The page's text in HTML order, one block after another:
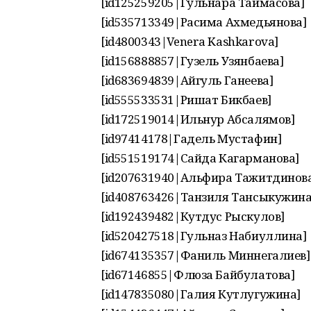
[id535713349|Расима Ахмедьянова]
[id4800343|Venera Kashkarova]
[id156888857|Гузель Узянбаева]
[id683694839|Айгуль Ганеева]
[id555533531|Ришат Бикбаев]
[id172519014|Ильнур Абсалямов]
[id97414178|Гадель Мустафин]
[id551519174|Сайда Кагарманова]
[id207631940|Альфира
[id408763426|Танзиля
[id192439482|Кутдус Рыскулов]
[id520427518|Гульназ Набиуллина]
[id674135357|Фаниль Миннегалиев]
[id67146855|Флюза Байбулатова]
[id147835080|Галия Кутлугужина]